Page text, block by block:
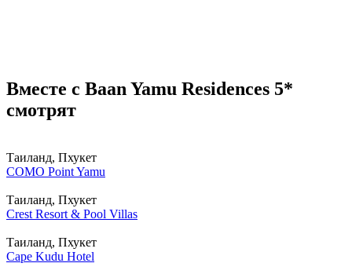
Вместе с Baan Yamu Residences 5*
смотрят
Таиланд, Пхукет
COMO Point Yamu
Таиланд, Пхукет
Crest Resort & Pool Villas
Таиланд, Пхукет
Cape Kudu Hotel